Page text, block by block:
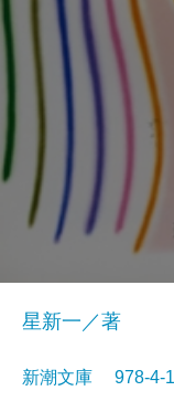
星新一／著
新潮文庫 978-4-